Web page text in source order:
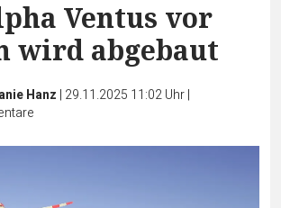
Ventus vor
wird abgebaut
Hanz | 29.11.2025 11:02 Uhr|